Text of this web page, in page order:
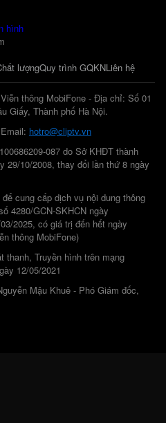
lượngQuy trình GQKNLiên hệ
thông MobiFone - Địa chỉ: Số 01
Giấy, Thành phố Hà Nội.
hotro@cliptv.vn
087 do Sở KHĐT thành
29/10/2008, thay đổi lần thứ 8 ngày
cung cấp dịch vụ nội dung thông
4280/GCN-SKHCN ngày
2025, có giá trị đến hết ngày
thông MobiFone)
thanh, Truyền hình trên mạng
12/05/2021
Mậu Khuê - Phó Giám đốc,